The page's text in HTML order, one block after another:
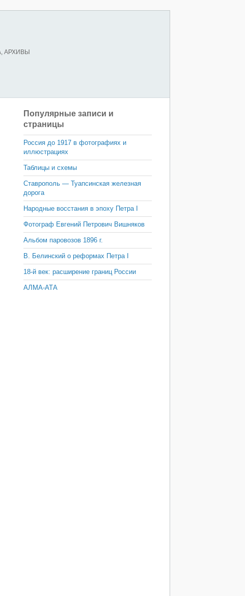
АРХИВЫ
Популярные записи и
страницы
Россия до 1917 в фотографиях и
иллюстрациях
Таблицы и схемы
Ставрополь — Туапсинская железная
дорога
Народные восстания в эпоху Петра I
Фотограф Евгений Петрович Вишняков
Альбом паровозов 1896 г.
В. Белинский о реформах Петра I
18-й век: расширение границ России
АЛМА-АТА